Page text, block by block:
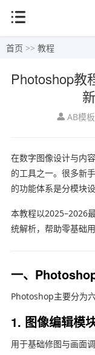
首页 >> 教程
Photoshop教
AB模
在数字图像设计与内容
的工具之一。很多新
的功能体系是分模块
本教程以2025–2026
统解析，帮助零基础
一、
Photoshop主要分为
1. 图像编辑模
用于基础修图与画面调